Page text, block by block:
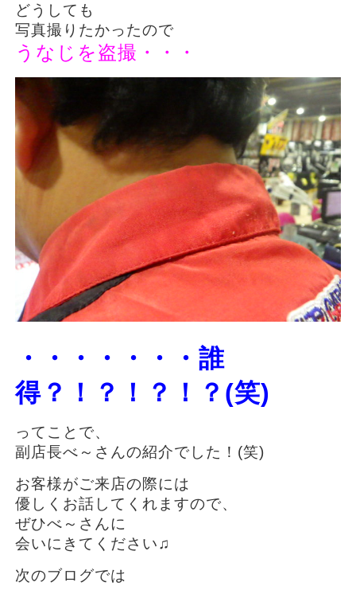
どうしても
写真撮りたかったので
うなじを盗撮・・・
・・・・・・・誰
得？！？！？！？(笑)
ってことで、
副店長べ～さんの紹介でした！(笑)
お客様がご来店の際には
優しくお話してくれますので、
ぜひべ～さんに
会いにきてください♫
次のブログでは